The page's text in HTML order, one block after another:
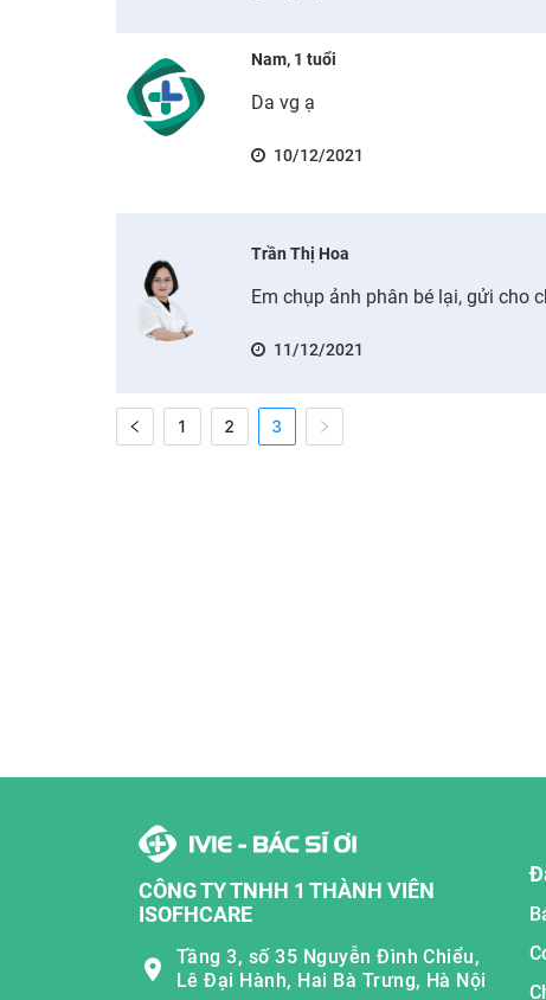
Nam, 1 tuổi
Da vg ạ
10/12/2021
Trần Thị Hoa
Em chụp ảnh phân bé lại, gửi cho
11/12/2021
1 2 3
CÔNG TY TNHH 1 THÀNH VIÊN
ISOFHCARE
Tầng 3, số 35 Nguyễn Đình Chiểu,
Lê Đại Hành, Hai Bà Trưng, Hà Nội